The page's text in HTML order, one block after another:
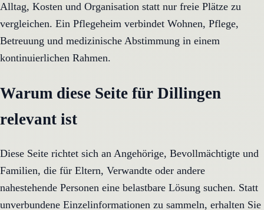
Alltag, Kosten und Organisation statt nur freie Plätze zu
vergleichen. Ein Pflegeheim verbindet Wohnen, Pflege,
Betreuung und medizinische Abstimmung in einem
kontinuierlichen Rahmen.
Warum diese Seite für Dillingen
relevant ist
Diese Seite richtet sich an Angehörige, Bevollmächtigte und
Familien, die für Eltern, Verwandte oder andere
nahestehende Personen eine belastbare Lösung suchen. Statt
unverbundene Einzelinformationen zu sammeln, erhalten Sie